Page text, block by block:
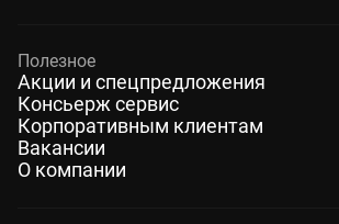
Полезное
Акции и спецпредложения
Консьерж сервис
Корпоративным клиентам
Вакансии
О компании